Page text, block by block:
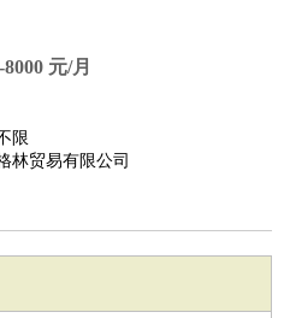
元/月
限
林贸易有限公司